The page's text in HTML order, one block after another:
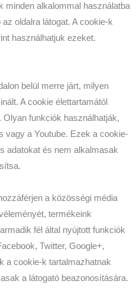
minden alkalommal használatba
oldalra látogat. A cookie-k
használhatjuk ezeket.
belül merre járt, milyen
A cookie élettartamától
funkciók használhatják,
vagy a Youtube. Ezek a cookie-
adatokat és nem alkalmasak
a közösségi média
termékeink
fél által nyújtott funkciók
Twitter, Google+,
a cookie-k tartalmazhatnak
a látogató beazonosítására.